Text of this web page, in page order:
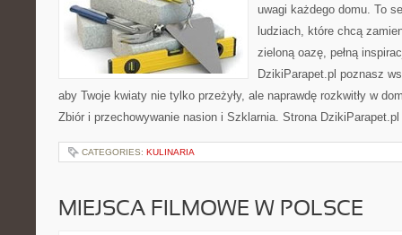
uwagi każdego domu. To
ludziach, które chcą
zieloną oazę, pełną
DzikiParapet.pl poznasz
aby Twoje kwiaty nie tylko przeżyły, ale naprawdę rozkwitły w
Zbiór i przechowywanie nasion i Szklarnia. Strona
CATEGORIES: KULINARIA
MIEJSCA FILMOWE W POLSCE